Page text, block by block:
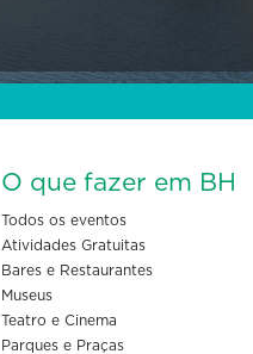
O que fazer em BH
Todos os eventos
Atividades Gratuitas
Bares e Restaurantes
Museus
Teatro e Cinema
Parques e Praças